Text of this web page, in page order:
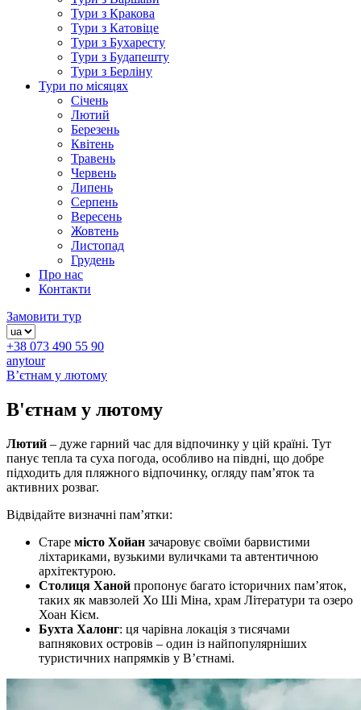
Тури з Кракова
Тури з Катовіце
Тури з Бухаресту
Тури з Будапешту
Тури з Берліну
Тури по місяцях
Січень
Лютий
Березень
Квітень
Травень
Червень
Липень
Серпень
Вересень
Жовтень
Листопад
Грудень
Про нас
Контакти
Замовити тур
+38 073 490 55 90
anytour
В’єтнам у лютому
В'єтнам у лютому
Лютий – дуже гарний час для відпочинку у цій країні. Тут
панує тепла та суха погода, особливо на півдні, що добре
підходить для пляжного відпочинку, огляду пам’яток та
активних розваг.
Відвідайте визначні пам’ятки:
Старе місто Хойан зачаровує своїми барвистими
ліхтариками, вузькими вуличками та автентичною
архітектурою.
Столиця Ханой пропонує багато історичних пам’яток,
таких як мавзолей Хо Ші Міна, храм Літератури та озеро
Хоан Кієм.
Бухта Халонг: ця чарівна локація з тисячами
вапнякових островів – один із найпопулярніших
туристичних напрямків у В’єтнамі.